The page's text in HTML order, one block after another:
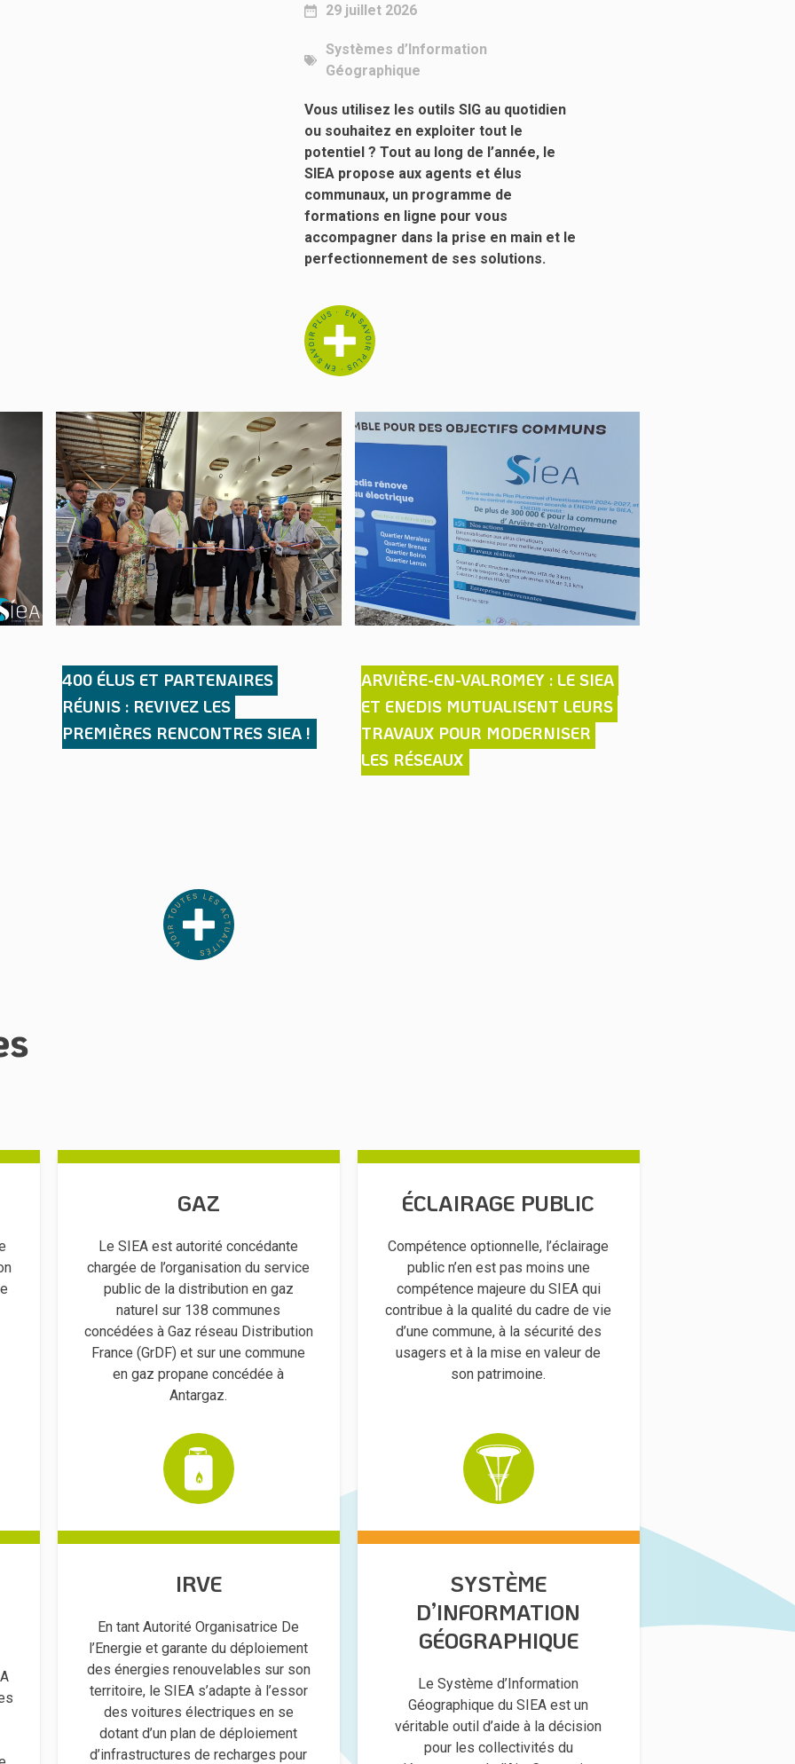
29 juillet 2026
Systèmes d’Information
Géographique
Vous utilisez les outils SIG au quotidien
ou souhaitez en exploiter tout le
potentiel ? Tout au long de l’année, le
SIEA propose aux agents et élus
communaux, un programme de
formations en ligne pour vous
accompagner dans la prise en main et le
perfectionnement de ses solutions.
400 ÉLUS ET PARTENAIRES
RÉUNIS : REVIVEZ LES
PREMIÈRES RENCONTRES SIEA !
ARVIÈRE-EN-VALROMEY : LE SIEA
ET ENEDIS MUTUALISENT LEURS
TRAVAUX POUR MODERNISER
LES RÉSEAUX
GAZ
Le SIEA est autorité concédante
chargée de l’organisation du service
public de la distribution en gaz
naturel sur 138 communes
concédées à Gaz réseau Distribution
France (GrDF) et sur une commune
en gaz propane concédée à
Antargaz.
ÉCLAIRAGE PUBLIC
Compétence optionnelle, l’éclairage
public n’en est pas moins une
compétence majeure du SIEA qui
contribue à la qualité du cadre de vie
d’une commune, à la sécurité des
usagers et à la mise en valeur de
son patrimoine.
IRVE
En tant Autorité Organisatrice De
l’Energie et garante du déploiement
des énergies renouvelables sur son
territoire, le SIEA s’adapte à l’essor
des voitures électriques en se
dotant d’un plan de déploiement
d’infrastructures de recharges pour
SYSTÈME
D’INFORMATION
GÉOGRAPHIQUE
Le Système d’Information
Géographique du SIEA est un
véritable outil d’aide à la décision
pour les collectivités du